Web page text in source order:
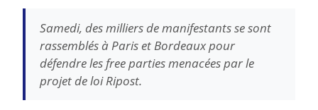
Samedi, des milliers de manifestants se sont
rassemblés à Paris et Bordeaux pour
défendre les free parties menacées par le
projet de loi Ripost.